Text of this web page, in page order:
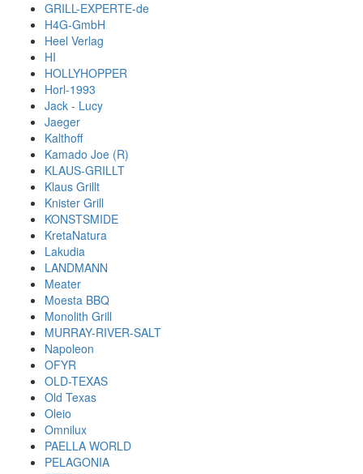
GRILL-EXPERTE-de
H4G-GmbH
Heel Verlag
HI
HOLLYHOPPER
Horl-1993
Jack - Lucy
Jaeger
Kalthoff
Kamado Joe (R)
KLAUS-GRILLT
Klaus Grillt
Knister Grill
KONSTSMIDE
KretaNatura
Lakudia
LANDMANN
Meater
Moesta BBQ
Monolith Grill
MURRAY-RIVER-SALT
Napoleon
OFYR
OLD-TEXAS
Old Texas
Oleio
Omnilux
PAELLA WORLD
PELAGONIA